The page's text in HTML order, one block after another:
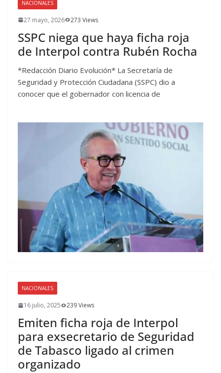
NACIONALES
27 mayo, 2026 273 Views
SSPC niega que haya ficha roja
de Interpol contra Rubén Rocha
*Redacción Diario Evolución* La Secretaría de
Seguridad y Protección Ciudadana (SSPC) dio a
conocer que el gobernador con licencia de
NACIONALES
16 julio, 2025 239 Views
Emiten ficha roja de Interpol
para exsecretario de Seguridad
de Tabasco ligado al crimen
organizado